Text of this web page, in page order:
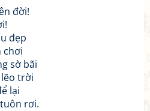
đời!
đẹp
chơi
sờ bãi
trời
lại
rơi.